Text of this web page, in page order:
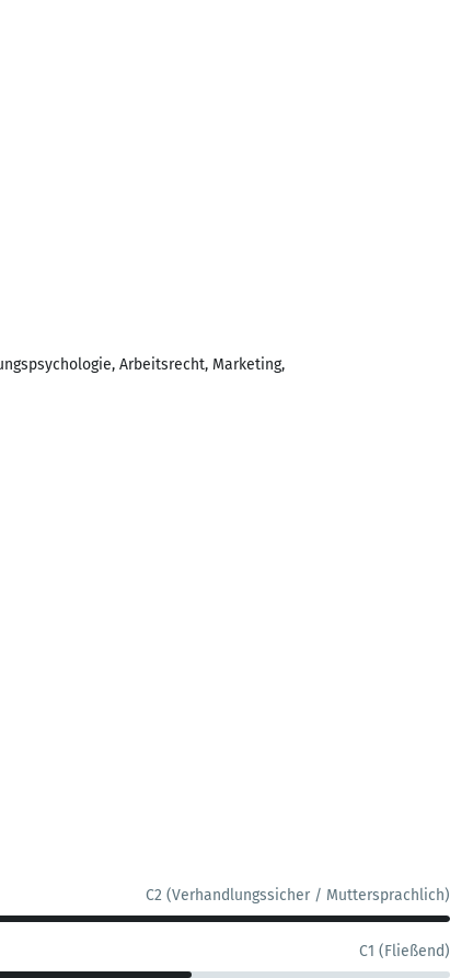
Arbeitsrecht, Marketing,
C2 (Verhandlungssicher / Muttersprachlich)
C1 (Fließend)